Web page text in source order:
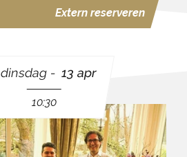
Extern reserveren
dinsdag 13 apr
10:30